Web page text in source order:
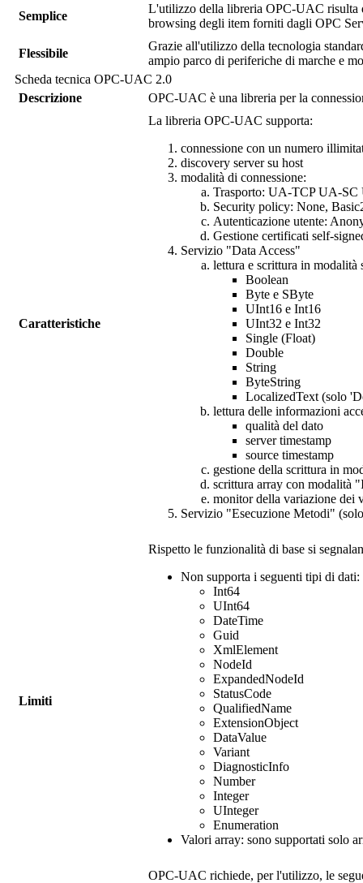
Semplice
L'utilizzo della libreria OPC-UAC risulta
browsing degli item forniti dagli OPC
Flessibile
Grazie all'utilizzo della tecnologia
ampio parco di periferiche di marche e
Scheda tecnica OPC-UAC 2.0
Descrizione
OPC-UAC è una libreria per la
Caratteristiche
La libreria OPC-UAC supporta:
connessione con un numero
discovery server su host
modalità di connessione:
Trasporto: UA-TCP UA-
Security policy: None,
Autenticazione utente:
Gestione certificati self-
Servizio "Data Access"
lettura e scrittura in
Boolean
Byte e SByte
UInt16 e Int16
UInt32 e Int32
Single (Float)
Double
String
ByteString
LocalizedText (solo
lettura delle informazioni
qualità del dato
server timestamp
source timestamp
gestione della scrittura in
scrittura array con modalità
monitor della variazione dei
Servizio "Esecuzione Metodi"
Limiti
Rispetto le funzionalità di base si
Non supporta i seguenti tipi di dati:
Int64
UInt64
DateTime
Guid
XmlElement
NodeId
ExpandedNodeId
StatusCode
QualifiedName
ExtensionObject
DataValue
Variant
DiagnosticInfo
Number
Integer
UInteger
Enumeration
Valori array: sono supportati solo
OPC-UAC richiede, per l'utilizzo, le